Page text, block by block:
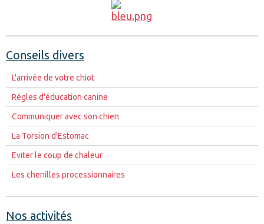
Conseils divers
L'arrivée de votre chiot
Régles d'éducation canine
Communiquer avec son chien
La Torsion d'Estomac
Eviter le coup de chaleur
Les chenilles processionnaires
Nos activités